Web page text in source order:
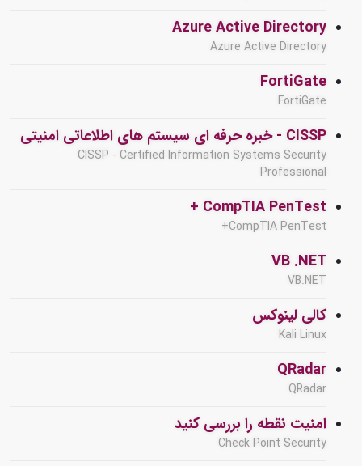
Azure Active Directory
Azure Active Directory
FortiGate
FortiGate
CISSP - خبره حرفه ای سیستم های اطلاعاتی امنیتی
CISSP - Certified Information Systems Security
Professional
CompTIA PenTest +
CompTIA PenTest+
VB .NET
VB.NET
کالی لینوکس
Kali Linux
QRadar
QRadar
امنیت نقطه را بررسی کنید
Check Point Security